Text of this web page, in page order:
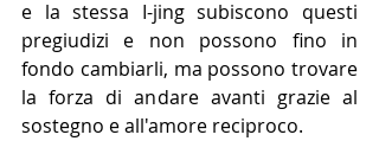
e la stessa I-jing subiscono questi
pregiudizi e non possono fino in
fondo cambiarli, ma possono trovare
la forza di andare avanti grazie al
sostegno e all'amore reciproco.